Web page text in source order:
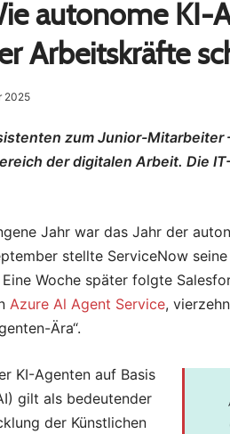
autonome KI-
Arbeitskräfte
2025
zum Junior-
der digitalen Arbeit. Die
Jahr war das Jahr der
stellte ServiceNow seine
Woche später folgte
Azure Al Agent Service,
Ära“.
KI-Agenten auf Basis
gilt als bedeutender
der Künstlichen